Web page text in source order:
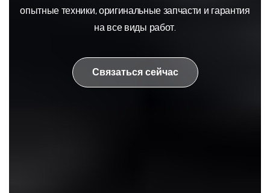
опытные техники, оригинальные запчасти и гарантия
на все виды работ.
Связаться сейчас